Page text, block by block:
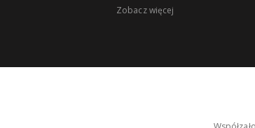
Zobacz więcej